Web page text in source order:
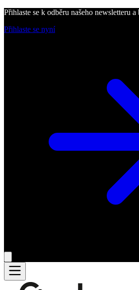
Přihlaste se k odběru našeho newsletteru
Přihlaste se nyní